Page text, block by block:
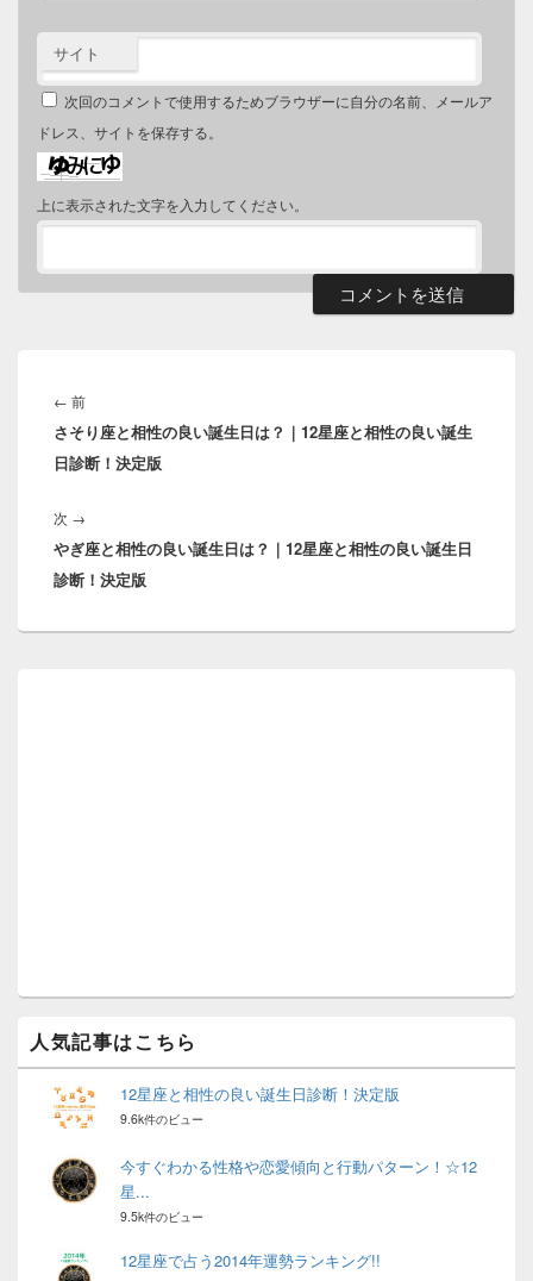
サイト
次回のコメントで使用するためブラウザーに自分の名前、メールア
ドレス、サイトを保存する。
上に表示された文字を入力してください。
稿
ナ
ビ
ゲ
シ
ョ
ン
← 前前
の
投
さそり座と相性の良い誕生日は？｜12星座と相性の良い誕生
日診断！決定版
次 →
の
投
やぎ座と相性の良い誕生日は？｜12星座と相性の良い誕生日
診断！決定版
リ
人気記事はこちら
12星座と相性の良い誕生日診断！決定版
9.6k件のビュー
今すぐわかる性格や恋愛傾向と行動パターン！☆12
星...
9.5k件のビュー
12星座で占う2014年運勢ランキング!!